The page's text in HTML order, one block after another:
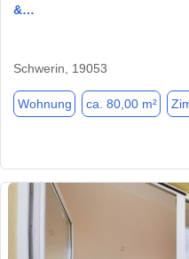
&…
Schwerin, 19053
Wohnung ca. 80,00 m²